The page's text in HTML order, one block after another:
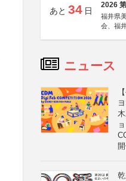
あと 34 日
2026
福井県
会、福
ニュース